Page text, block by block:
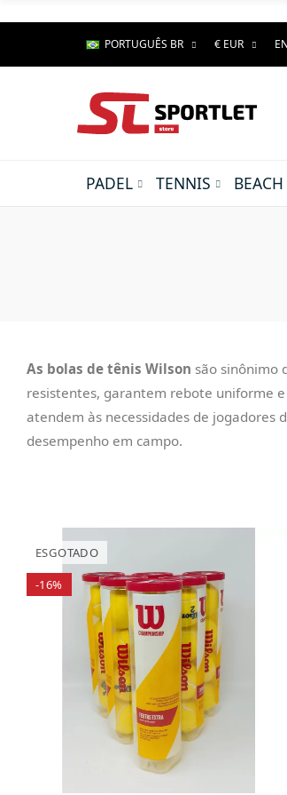
PORTUGUÊS BR € EUR
PADEL TENNIS
As bolas de tênis Wilson são sinônimo
resistentes, garantem rebote uniforme
atendem às necessidades de jogadores
desempenho em campo.
ESGOTADO
-16%